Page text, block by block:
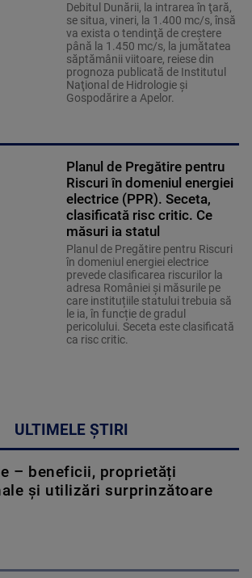
Debitul Dunării, la intrarea în ţară,
se situa, vineri, la 1.400 mc/s, însă
va exista o tendinţă de creştere
până la 1.450 mc/s, la jumătatea
săptămânii viitoare, reiese din
prognoza publicată de Institutul
Naţional de Hidrologie şi
Gospodărire a Apelor.
Planul de Pregătire pentru
Riscuri în domeniul energiei
electrice (PPR). Seceta,
clasificată risc critic. Ce
măsuri ia statul
Planul de Pregătire pentru Riscuri
în domeniul energiei electrice
prevede clasificarea riscurilor la
adresa României și măsurile pe
care instituțiile statului trebuia să
le ia, în funcție de gradul
pericolului. Seceta este clasificată
ca risc critic.
ULTIMELE ȘTIRI
– beneficii, proprietăți
și utilizări surprinzătoare